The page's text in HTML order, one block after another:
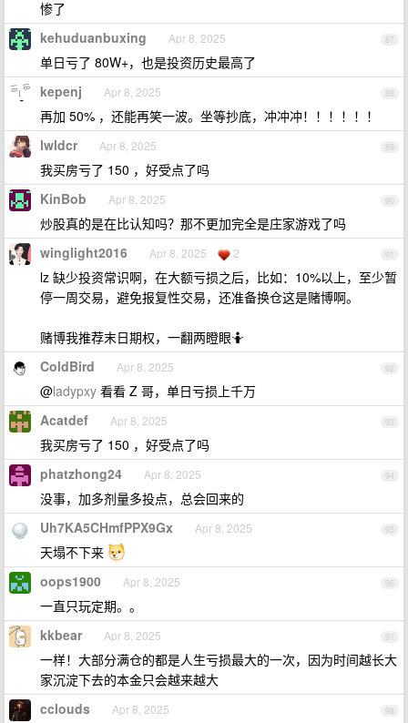
惨了
87
kehuduanbuxing Apr 8, 2025
单日亏了 80W+，也是投资历史最高了
88
kepenj Apr 8, 2025
再加 50% ，还能再笑一波。坐等抄底，冲冲冲！！！！！！
89
lwldcr Apr 8, 2025
我买房亏了 150 ，好受点了吗
90
KinBob Apr 8, 2025
炒股真的是在比认知吗？那不更加完全是庄家游戏了吗
91
winglight2016 Apr 8, 2025 2
lz 缺少投资常识啊，在大额亏损之后，比如：10%以上，至少暂
停一周交易，避免报复性交易，还准备换仓这是赌博啊。
赌博我推荐末日期权，一翻两瞪眼🤷
92
ColdBird Apr 8, 2025
@ladypxy 看看 Z 哥，单日亏损上千万
93
Acatdef Apr 8, 2025
我买房亏了 150 ，好受点了吗
94
phatzhong24 Apr 8, 2025
没事，加多剂量多投点，总会回来的
95
Uh7KA5CHmfPPX9Gx Apr 8, 2025
天塌不下来
96
oops1900 Apr 8, 2025
一直只玩定期。。
97
kkbear Apr 8, 2025
一样！大部分满仓的都是人生亏损最大的一次，因为时间越长大
家沉淀下去的本金只会越来越大
98
cclouds Apr 8, 2025